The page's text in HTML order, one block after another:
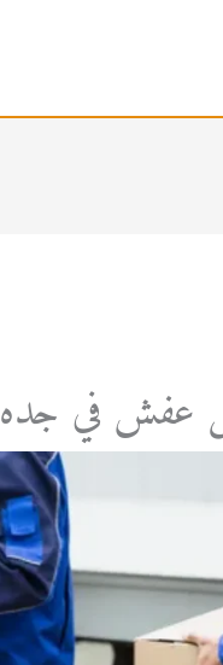
عفش في جده